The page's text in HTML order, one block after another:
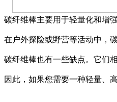
碳纤维棒主要用于轻量化和增
在户外探险或野营等活动中，
碳纤维棒也有一些缺点。它们
因此，如果您需要一种轻量、